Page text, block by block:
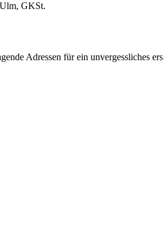
GKSt.
Adressen für ein unvergessliches